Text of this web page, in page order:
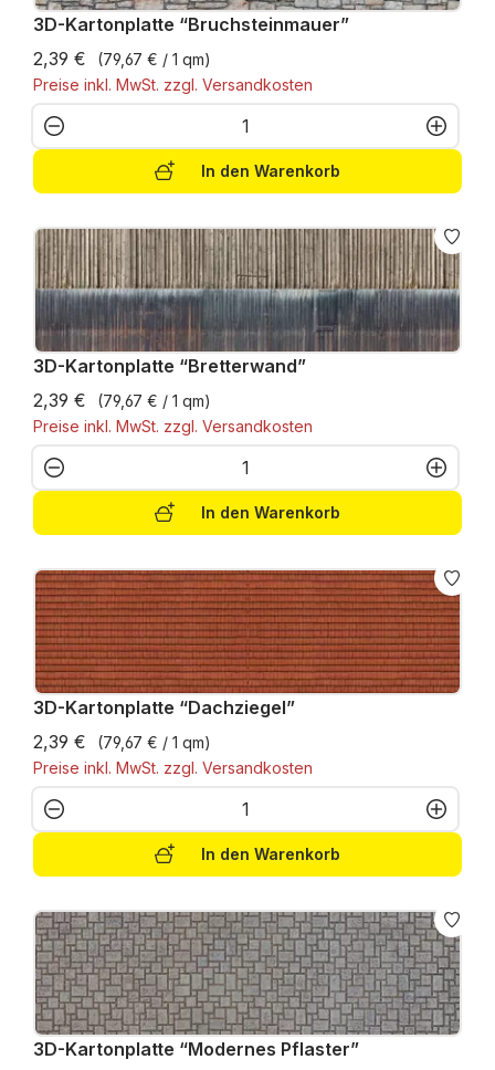
3D-Kartonplatte “Bruchsteinmauer”
2,39 €
(79,67 € / 1 qm)
Preise inkl. MwSt. zzgl. Versandkosten
Produkt Anzahl: Gib den
In den Warenkorb
3D-Kartonplatte “Bretterwand”
2,39 €
(79,67 € / 1 qm)
Preise inkl. MwSt. zzgl. Versandkosten
Produkt Anzahl: Gib den
In den Warenkorb
3D-Kartonplatte “Dachziegel”
2,39 €
(79,67 € / 1 qm)
Preise inkl. MwSt. zzgl. Versandkosten
Produkt Anzahl: Gib den
In den Warenkorb
3D-Kartonplatte “Modernes Pflaster”